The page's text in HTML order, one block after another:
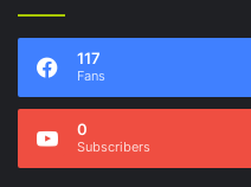
117
Fans
0
Subscribers